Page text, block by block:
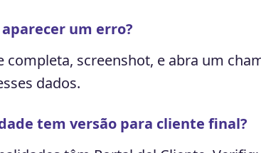
um erro?
completa, screenshot, e abra um
dados.
tem versão para cliente final?